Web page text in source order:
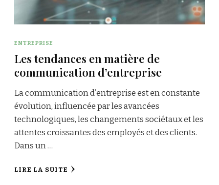
ENTREPRISE
Les tendances en matière de
communication d’entreprise
La communication d’entreprise est en constante
évolution, influencée par les avancées
technologiques, les changements sociétaux et les
attentes croissantes des employés et des clients.
Dans un …
LIRE LA SUITE